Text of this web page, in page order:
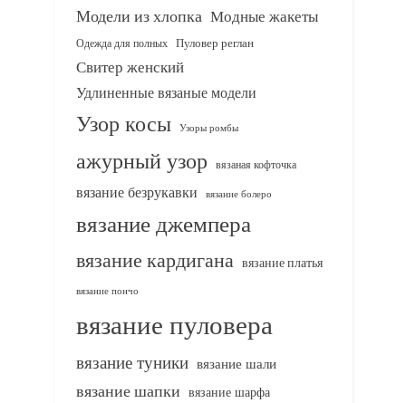
Модели из хлопка Модные жакеты
Одежда для полных Пуловер реглан
Свитер женский
Удлиненные вязаные модели
Узор косы Узоры ромбы
ажурный узор вязаная кофточка
вязание безрукавки вязание болеро
вязание джемпера
вязание кардигана вязание платья
вязание пончо
вязание пуловера
вязание туники вязание шали
вязание шапки вязание шарфа